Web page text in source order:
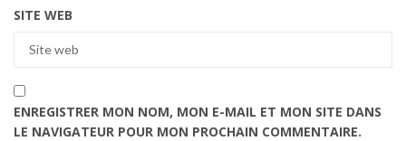
SITE WEB
ENREGISTRER MON NOM, MON E-MAIL ET MON SITE DANS
LE NAVIGATEUR POUR MON PROCHAIN COMMENTAIRE.